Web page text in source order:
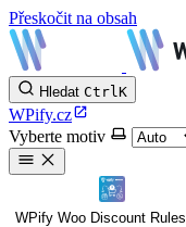
Přeskočit na obsah
Hledat CtrlK
WPify.cz
Vyberte motiv
WPify Woo Discount Rules